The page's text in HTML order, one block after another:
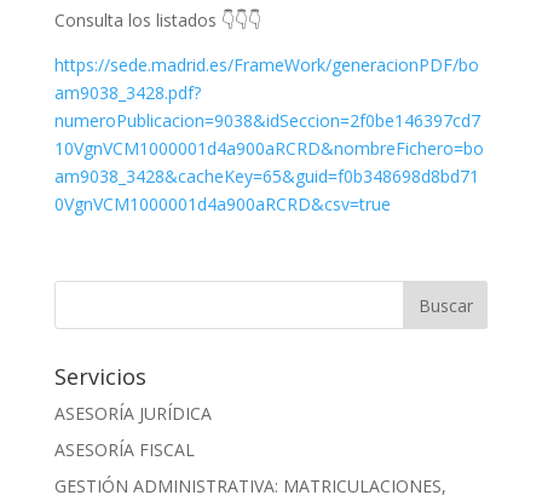
Consulta los listados 👇👇👇
https://sede.madrid.es/FrameWork/generacionPDF/bo
am9038_3428.pdf?
numeroPublicacion=9038&idSeccion=2f0be146397cd7
10VgnVCM1000001d4a900aRCRD&nombreFichero=bo
am9038_3428&cacheKey=65&guid=f0b348698d8bd71
0VgnVCM1000001d4a900aRCRD&csv=true
Servicios
ASESORÍA JURÍDICA
ASESORÍA FISCAL
GESTIÓN ADMINISTRATIVA: MATRICULACIONES,